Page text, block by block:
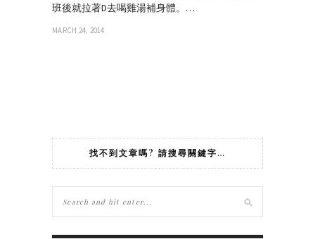
班後就拉著D去喝雞湯補身體。…
MARCH 24, 2014
找不到文章嗎? 請搜尋關鍵字…